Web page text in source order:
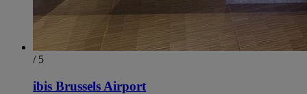
/ 5
ibis Brussels Airport